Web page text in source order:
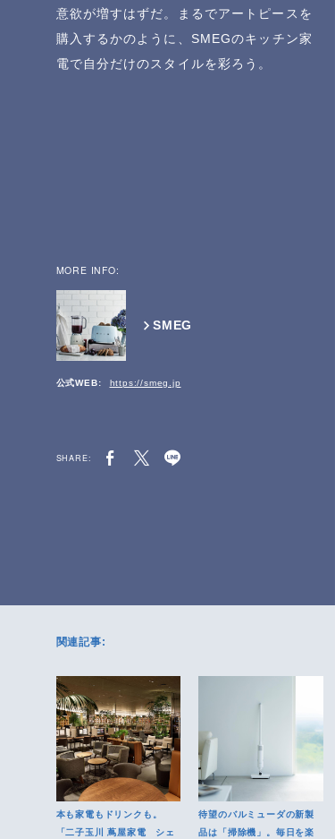
意欲が増すはずだ。まるでアートピースを
購入するかのように、SMEGのキッチン家
電で自分だけのスタイルを彩ろう。
MORE INFO:
SMEG
公式WEB: https://smeg.jp
SHARE:
関連記事:
本も家電もドリンクも。
「二子玉川 蔦屋家電 シェ
待望のバルミューダの新製
品は「掃除機」。毎日を楽